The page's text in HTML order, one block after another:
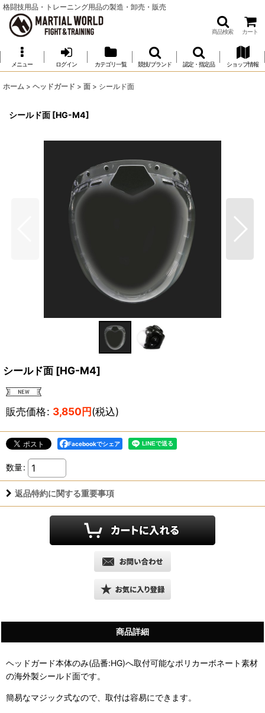
格闘技用品・トレーニング用品の製造・卸売・販売
商品検索 カート
メニュー ログイン カテゴリ一覧 競技/ブランド 認定・指定品 ショップ情報
ホーム > ヘッドガード > 面 > シールド面
シールド面 [HG-M4]
シールド面 [HG-M4]
販売価格: 3,850円(税込)
Facebookでシェア
数量:
返品特約に関する重要事項
商品詳細
ヘッドガード本体のみ(品番:HG)へ取付可能なポリカーボネート素材
の海外製シールド面です。
簡易なマジック式なので、取付は容易にできます。